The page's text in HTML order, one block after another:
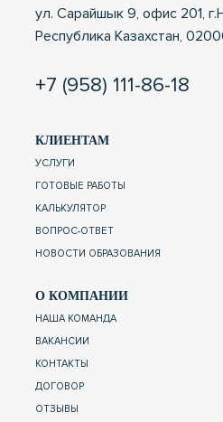
ул. Сарайшык 9, офис 201,
Республика Казахстан,
+7 (958) 111-86-18
КЛИЕНТАМ
УСЛУГИ
ГОТОВЫЕ РАБОТЫ
КАЛЬКУЛЯТОР
ВОПРОС-ОТВЕТ
НОВОСТИ ОБРАЗОВАНИЯ
О КОМПАНИИ
НАША КОМАНДА
ВАКАНСИИ
КОНТАКТЫ
ДОГОВОР
ОТЗЫВЫ